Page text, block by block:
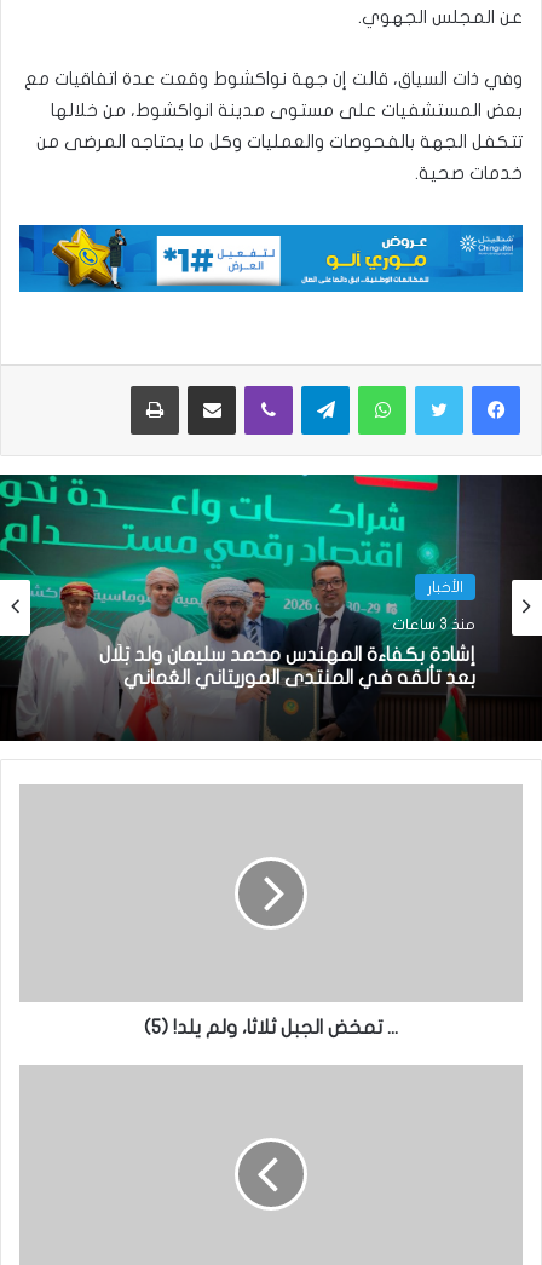
عن المجلس الجهوي.
وفي ذات السياق، قالت إن جهة نواكشوط وقعت عدة اتفاقيات مع
بعض المستشفيات على مستوى مدينة انواكشوط، من خلالها
تتكفل الجهة بالفحوصات والعمليات وكل ما يحتاجه المرضى من
خدمات صحية.
واتساب تيلقرام ڤايبر مشاركة عبر البريد طباعة
الأخبار
منذ 3 ساعات
إشادة بكفاءة المهندس محمد سليمان ولد بَلَّال
بعد تألقه في المنتدى الموريتاني العُماني
... تمخض الجبل ثلاثا، ولم يلد! (5)